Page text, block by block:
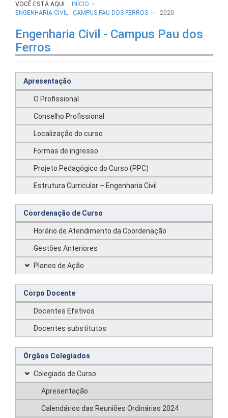
VOCÊ ESTÁ AQUI:
INÍCIO
ENGENHARIA CIVIL - CAMPUS PAU DOS FERROS
2020
Engenharia Civil - Campus Pau dos
Ferros
Apresentação
O Profissional
Conselho Profissional
Localização do curso
Formas de ingresso
Projeto Pedagógico do Curso (PPC)
Estrutura Curricular – Engenharia Civil
Coordenação de Curso
Horário de Atendimento da Coordenação
Gestões Anteriores
Planos de Ação
Corpo Docente
Docentes Efetivos
Docentes substitutos
Órgãos Colegiados
Colegiado de Curso
Apresentação
Calendários das Reuniões Ordinárias 2024